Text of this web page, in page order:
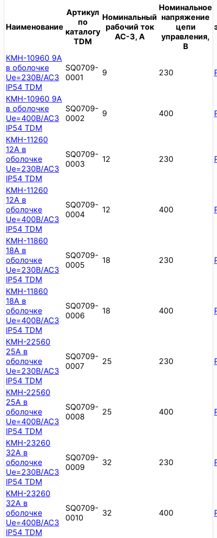
Наименование
Артикул
по
каталогу
TDM
Номинальный
рабочий ток
AC-3, А
Номинальное
напряжение
цепи
управления,
В
КМН-10960 9А
в оболочке
Ue=230В/АС3
IP54 TDM
SQ0709-
0001
9 230
КМН-10960 9А
в оболочке
Ue=400В/АС3
IP54 TDM
SQ0709-
0002
9 400
КМН-11260
12А в
оболочке
Ue=230В/АС3
IP54 TDM
SQ0709-
0003
12 230
КМН-11260
12А в
оболочке
Ue=400В/АС3
IP54 TDM
SQ0709-
0004
12 400
КМН-11860
18А в
оболочке
Ue=230В/АС3
IP54 TDM
SQ0709-
0005
18 230
КМН-11860
18А в
оболочке
Ue=400В/АС3
IP54 TDM
SQ0709-
0006
18 400
КМН-22560
25А в
оболочке
Ue=230В/АС3
IP54 TDM
SQ0709-
0007
25 230
КМН-22560
25А в
оболочке
Ue=400В/АС3
IP54 TDM
SQ0709-
0008
25 400
КМН-23260
32А в
оболочке
Ue=230В/АС3
IP54 TDM
SQ0709-
0009
32 230
КМН-23260
32А в
оболочке
Ue=400В/АС3
IP54 TDM
SQ0709-
0010
32 400